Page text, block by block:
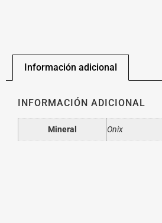
Información adicional
INFORMACIÓN ADICIONAL
Mineral Onix